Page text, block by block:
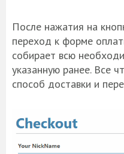
После нажатия на
переход к форме
собирает всю
указанную ранее. Все
способ доставки и